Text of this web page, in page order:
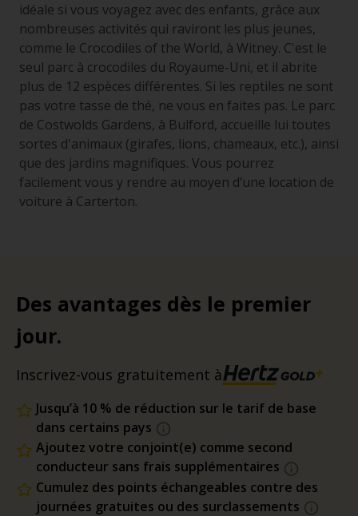
idéale si vous voyagez avec des enfants, grâce aux
nombreuses activités qui raviront les plus jeunes,
comme le Crocodiles of the World, à Witney. C'est le
seul parc à crocodiles du Royaume-Uni, et il abrite
plus de 12 espèces différentes. Si les reptiles ne sont
pas votre tasse de thé, ne vous en faites pas. Le parc
de Costwolds Gardens, à Bulford, accueille lui toutes
sortes d'animaux (girafes, lions, chameaux, etc.), ainsi
que des jardins magnifiques. Vous pourrez
facilement vous y rendre au moyen d’une location de
voiture à Carterton.
Des avantages dès le premier
jour.
Inscrivez-vous gratuitement à
Jusqu’à 10 % de réduction sur le tarif de base
dans certains pays
Ajoutez votre conjoint(e) comme second
conducteur sans frais supplémentaires
Cumulez des points échangeables contre des
journées gratuites ou des surclassements